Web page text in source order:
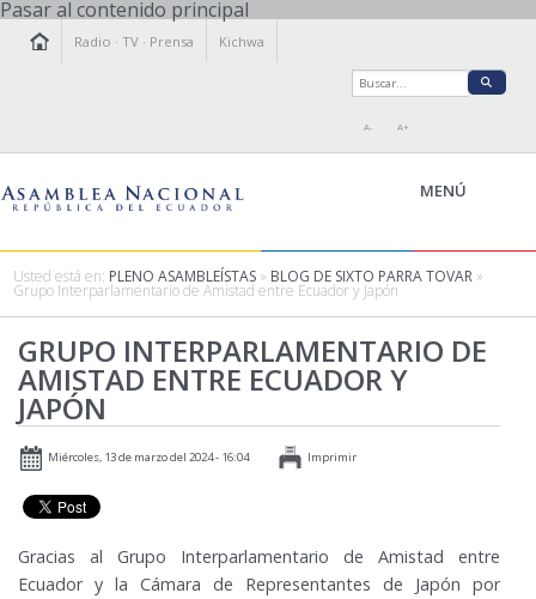
Pasar al contenido principal
Radio ·TV · Prensa Kichwa
A- A+
MENÚ
LEGISLAMOS
FISCALIZAMOS
TRANSPARENCIA
PRENSA
PARTICIPACIÓN
RELACIONES INTERNACIONALES
Usted está en: PLENO ASAMBLEÍSTAS » BLOG DE SIXTO PARRA TOVAR »
Grupo Interparlamentario de Amistad entre Ecuador y Japón
GRUPO INTERPARLAMENTARIO DE
AMISTAD ENTRE ECUADOR Y
JAPÓN
Miércoles, 13 de marzo del 2024 - 16:04 Imprimir
Gracias al Grupo Interparlamentario de Amistad entre
Ecuador y la Cámara de Representantes de Japón por